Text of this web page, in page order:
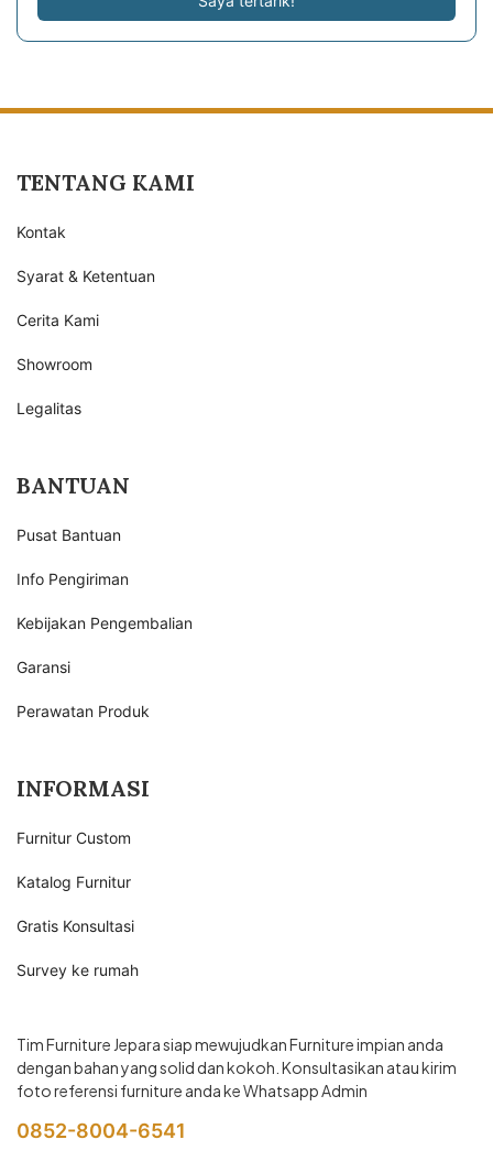
TENTANG KAMI
Kontak
Syarat & Ketentuan
Cerita Kami
Showroom
Legalitas
BANTUAN
Pusat Bantuan
Info Pengiriman
Kebijakan Pengembalian
Garansi
Perawatan Produk
INFORMASI
Furnitur Custom
Katalog Furnitur
Gratis Konsultasi
Survey ke rumah
Tim Furniture Jepara siap mewujudkan Furniture impian anda
dengan bahan yang solid dan kokoh. Konsultasikan atau kirim
foto referensi furniture anda ke Whatsapp Admin
0852-8004-6541